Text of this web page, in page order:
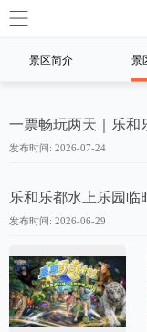
景区简介 景
一票畅玩两天｜乐和
发布时间: 2026-07-24
乐和乐都水上乐园临
发布时间: 2026-06-29